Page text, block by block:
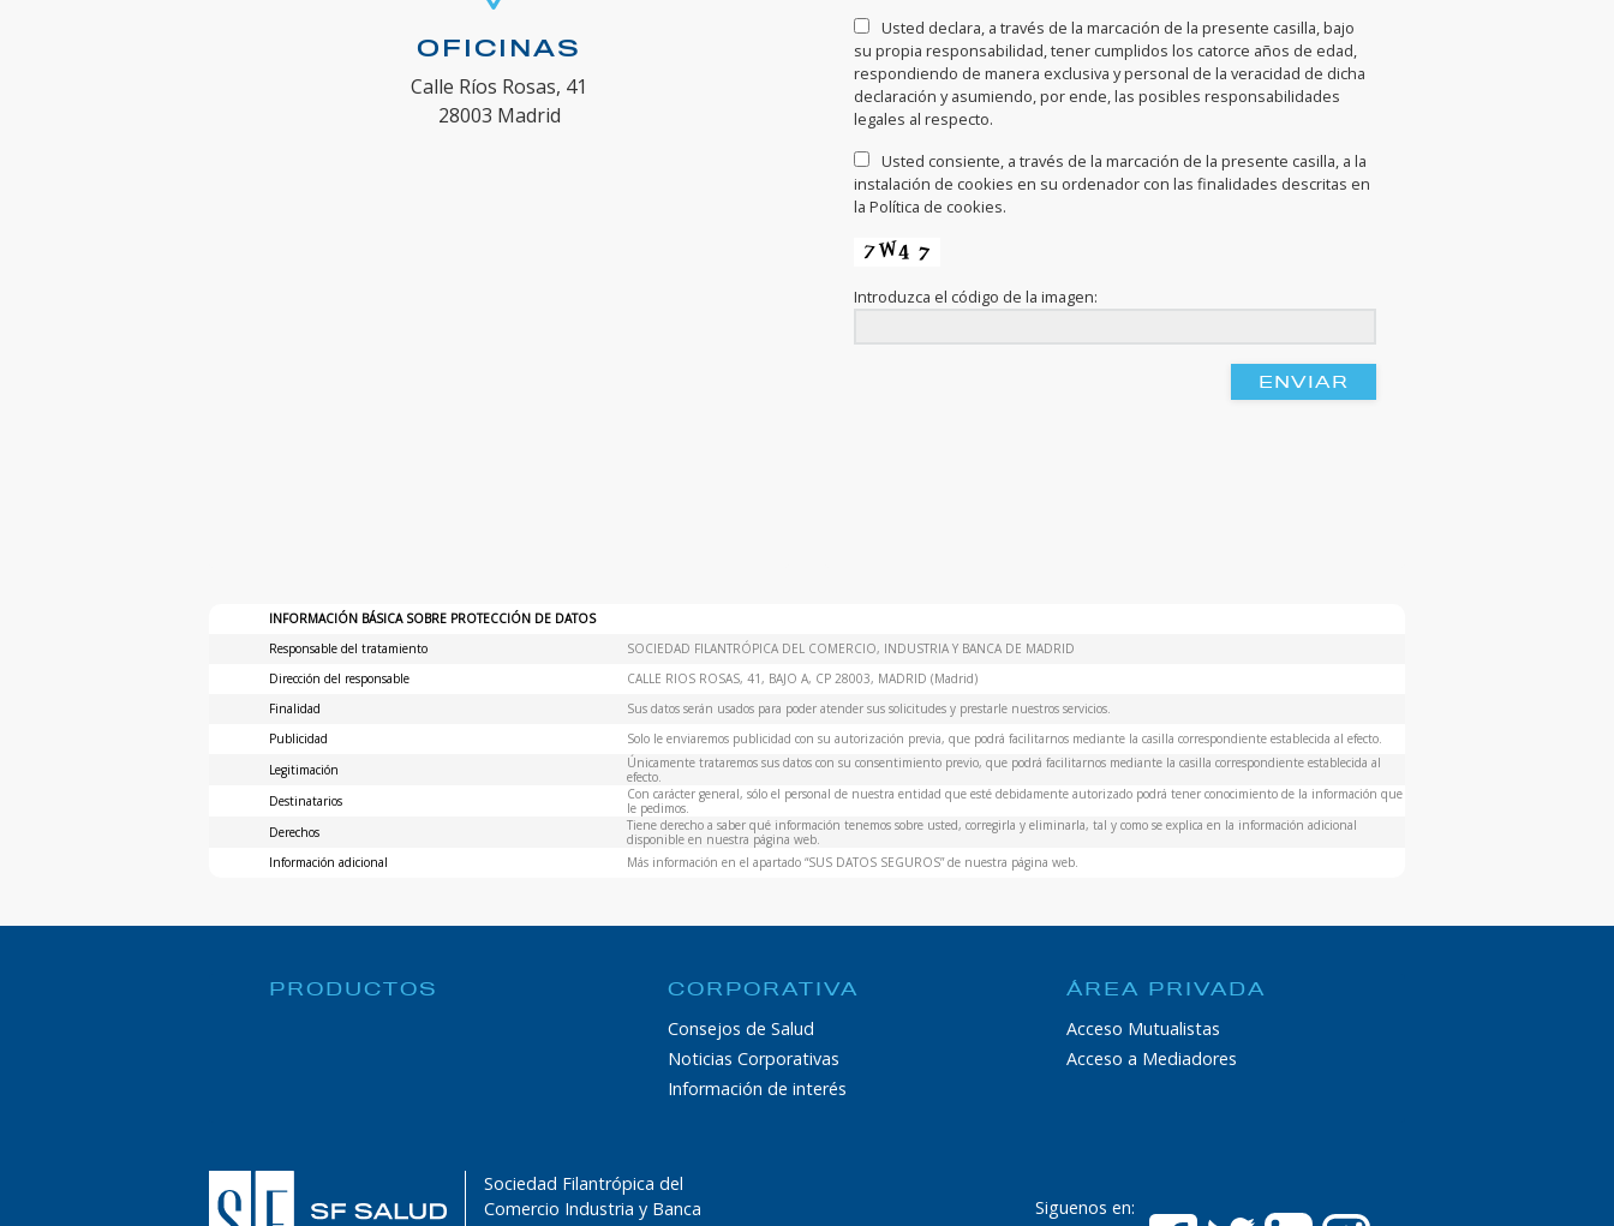
OFICINAS
Calle Ríos Rosas, 41
28003 Madrid
Usted declara, a través de la marcación de la presente casilla, bajo
su propia responsabilidad, tener cumplidos los catorce años de edad,
respondiendo de manera exclusiva y personal de la veracidad de dicha
declaración y asumiendo, por ende, las posibles responsabilidades
legales al respecto.
Usted consiente, a través de la marcación de la presente casilla, a la
instalación de cookies en su ordenador con las finalidades descritas en
la Política de cookies.
Introduzca el código de la imagen:
INFORMACIÓN BÁSICA SOBRE PROTECCIÓN DE DATOS
Responsable del tratamiento
SOCIEDAD FILANTRÓPICA DEL COMERCIO, INDUSTRIA Y BANCA DE MADRID
Dirección del responsable
CALLE RIOS ROSAS, 41, BAJO A, CP 28003, MADRID (Madrid)
Finalidad
Sus datos serán usados para poder atender sus solicitudes y prestarle nuestros servicios.
Publicidad
Solo le enviaremos publicidad con su autorización previa, que podrá facilitarnos mediante la casilla correspondiente establecida al efecto.
Legitimación
Únicamente trataremos sus datos con su consentimiento previo, que podrá facilitarnos mediante la casilla correspondiente establecida al
efecto.
Destinatarios
Con carácter general, sólo el personal de nuestra entidad que esté debidamente autorizado podrá tener conocimiento de la información que
le pedimos.
Derechos
Tiene derecho a saber qué información tenemos sobre usted, corregirla y eliminarla, tal y como se explica en la información adicional
disponible en nuestra página web.
Información adicional
Más información en el apartado “SUS DATOS SEGUROS” de nuestra página web.
PRODUCTOS
CORPORATIVA
Consejos de Salud
Noticias Corporativas
Información de interés
ÁREA PRIVADA
Acceso Mutualistas
Acceso a Mediadores
Sociedad Filantrópica del
Comercio Industria y Banca
Siguenos en: